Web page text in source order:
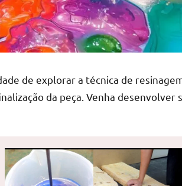
de
mesas
de
resina
e
mesas
cascata
resinadas.
de explorar a técnica de
da peça. Venha